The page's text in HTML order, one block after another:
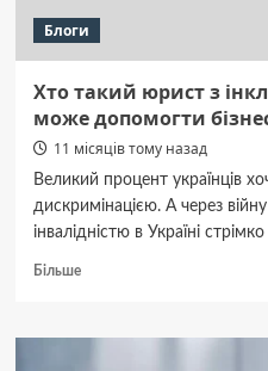
Блоги
Хто такий юрист з
може допомогти
11 місяців тому назад
Великий процент українців
дискримінацією. А через
інвалідністю в Україні
БільшеДокладніше
такий